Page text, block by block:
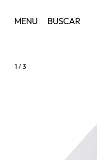
MENU BUSCAR
1 /3